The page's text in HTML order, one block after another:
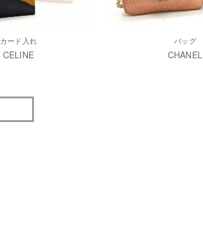
カード入れ
CELINE
バッグ
CHANEL